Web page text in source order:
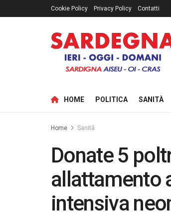
Cookie Policy Privacy Policy Contatti
HOME POLITICA SANITÀ
Home Sanità
Donate 5
allattamento
intensiva